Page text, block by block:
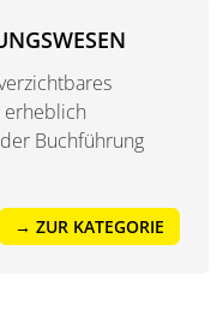
erheblich
Buchführung
→ ZUR KATEGORIE